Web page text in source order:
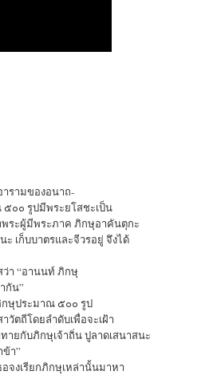
รามของอนาถ-
๐๐ รูปมีพระยโสชะเป็น
พระผู้มีพระภาค ภิกษุอาคันตุกะ
เก็บบาตรและจีวรอยู่ จึงได้
า “อานนท์ ภิกษุ
กัน”
ษุประมาณ ๕๐๐ รูป
วัตถีโดยลำดับเพื่อจะเฝ้า
ยกับภิกษุเจ้าถิ่น ปูลาดเสนาสนะ
ข้า”
จงเรียกภิกษุเหล่านั้นมาหา